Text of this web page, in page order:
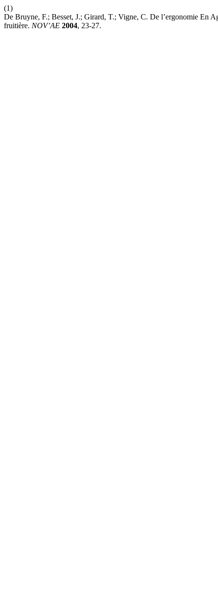
(1)
De Bruyne, F.; Besset, J.; Girard, T.; Vigne, C. De l’ergonomie En
fruitière. NOV’AE 2004, 23-27.